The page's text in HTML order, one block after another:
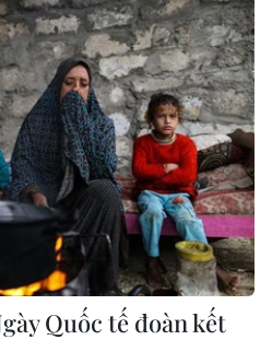
Quốc tế đoàn kết